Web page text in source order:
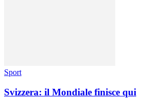
Sport
Svizzera: il Mondiale finisce qui